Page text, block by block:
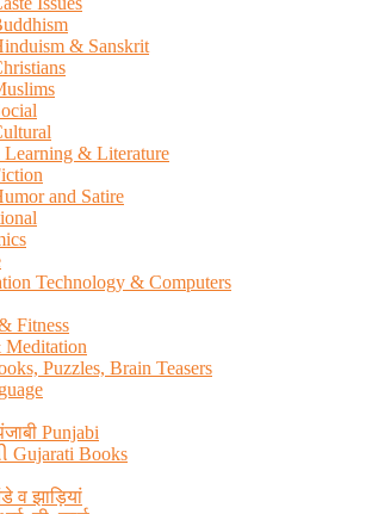
& Sanskrit
Learning & Literature
and Satire
Technology & Computers
Fitness
Meditation
Puzzles, Brain Teasers
Punjabi
Gujarati Books
व झाड़ियां